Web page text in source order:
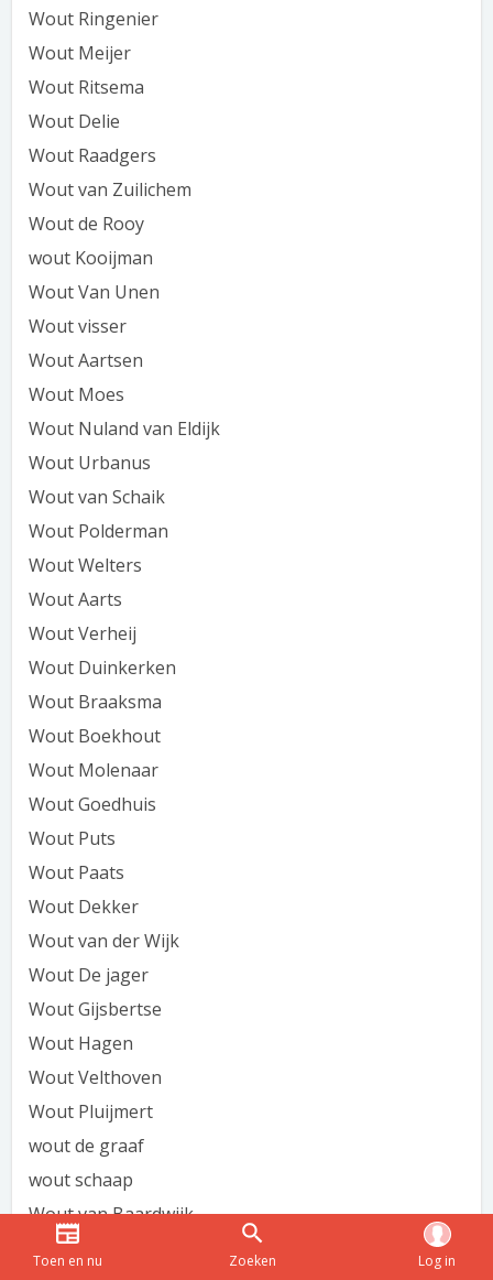
Wout Ringenier
Wout Meijer
Wout Ritsema
Wout Delie
Wout Raadgers
Wout van Zuilichem
Wout de Rooy
wout Kooijman
Wout Van Unen
Wout visser
Wout Aartsen
Wout Moes
Wout Nuland van Eldijk
Wout Urbanus
Wout van Schaik
Wout Polderman
Wout Welters
Wout Aarts
Wout Verheij
Wout Duinkerken
Wout Braaksma
Wout Boekhout
Wout Molenaar
Wout Goedhuis
Wout Puts
Wout Paats
Wout Dekker
Wout van der Wijk
Wout De jager
Wout Gijsbertse
Wout Hagen
Wout Velthoven
Wout Pluijmert
wout de graaf
wout schaap
Wout van Baardwijk
Wout van Pijkeren
Toen en nu Zoeken Log in